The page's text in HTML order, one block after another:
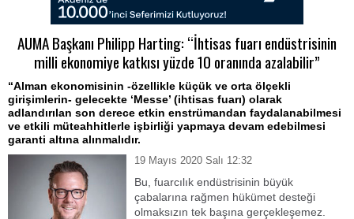
AUMA Başkanı Philipp Harting: “İhtisas fuarı endüstrisinin
milli ekonomiye katkısı yüzde 10 oranında azalabilir”
“Alman ekonomisinin -özellikle küçük ve orta ölçekli
girişimlerin- gelecekte ‘Messe’ (ihtisas fuarı) olarak
adlandırılan son derece etkin enstrümandan faydalanabilmesi
ve etkili müteahhitlerle işbirliği yapmaya devam edebilmesi
garanti altına alınmalıdır.
19 Mayıs 2020 Salı 12:32
Bu, fuarcılık endüstrisinin büyük
çabalarına rağmen hükümet desteği
olmaksızın tek başına gerçekleşemez.